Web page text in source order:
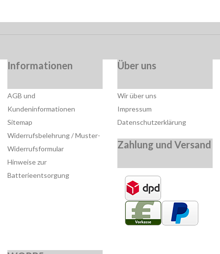
Informationen
AGB und
Kundeninformationen
Sitemap
Widerrufsbelehrung / Muster-
Widerrufsformular
Hinweise zur
Batterieentsorgung
Über uns
Wir über uns
Impressum
Datenschutzerklärung
Zahlung und Versand